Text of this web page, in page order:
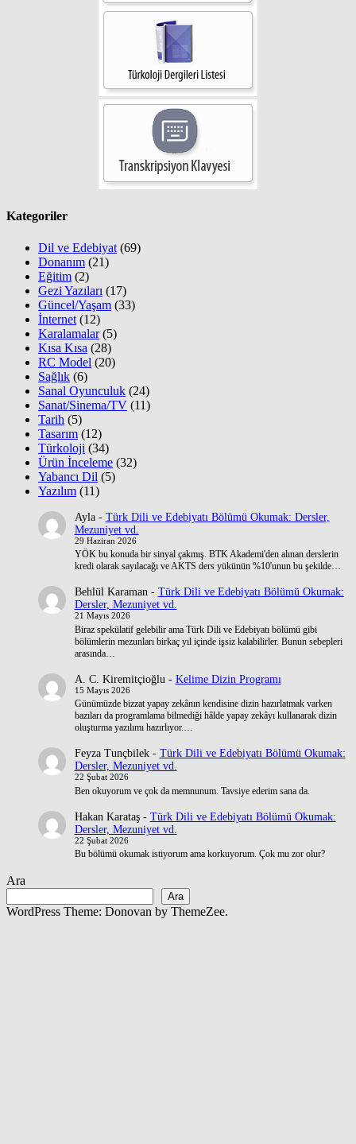
Kategoriler
Dil ve Edebiyat (69)
Donanım (21)
Eğitim (2)
Gezi Yazıları (17)
Güncel/Yaşam (33)
İnternet (12)
Karalamalar(5)
Kısa Kısa (28)
RC Model (20)
Sağlık (6)
Sanal Oyunculuk (24)
Sanat/Sinema/TV (11)
Tarih (5)
Tasarım (12)
Türkoloji (34)
Ürün İnceleme (32)
Yabancı Dil (5)
Yazılım (11)
Ayla- Türk Dili ve Edebiyatı Bölümü Okumak: Dersler,
Mezuniyet vd.
29 Haziran 2026
YÖK bu konuda bir sinyal çakmış. BTK Akademi'den alınan derslerin
kredi olarak sayılacağı ve AKTS ders yükünün %10'unun bu şekilde…
Behlül Karaman- Türk Dili ve Edebiyatı Bölümü Okumak:
Dersler, Mezuniyet vd.
21 Mayıs 2026
Biraz spekülatif gelebilir ama Türk Dili ve Edebiyatı bölümü gibi
bölümlerin mezunları birkaç yıl içinde işsiz kalabilirler. Bunun sebepleri
arasında…
A. C. Kiremitçioğlu - Kelime Dizin Programı
15 Mayıs 2026
Günümüzde bizzat yapay zekânın kendisine dizin hazırlatmak varken
bazıları da programlama bilmediği hâlde yapay zekâyı kullanarak dizin
oluşturma yazılımı hazırlıyor.…
Feyza Tunçbilek- Türk Dili ve Edebiyatı Bölümü Okumak:
Dersler, Mezuniyet vd.
22 Şubat 2026
Ben okuyorum ve çok da memnunum. Tavsiye ederim sana da.
Hakan Karataş- Türk Dili ve Edebiyatı Bölümü Okumak:
Dersler, Mezuniyet vd.
22 Şubat 2026
Bu bölümü okumak istiyorum ama korkuyorum. Çok mu zor olur?
Ara
Ara
WordPress Theme: Donovan by ThemeZee.